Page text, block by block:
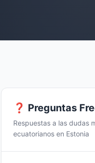
❓ Preguntas
Respuestas a las dudas
ecuatorianos en Estonia